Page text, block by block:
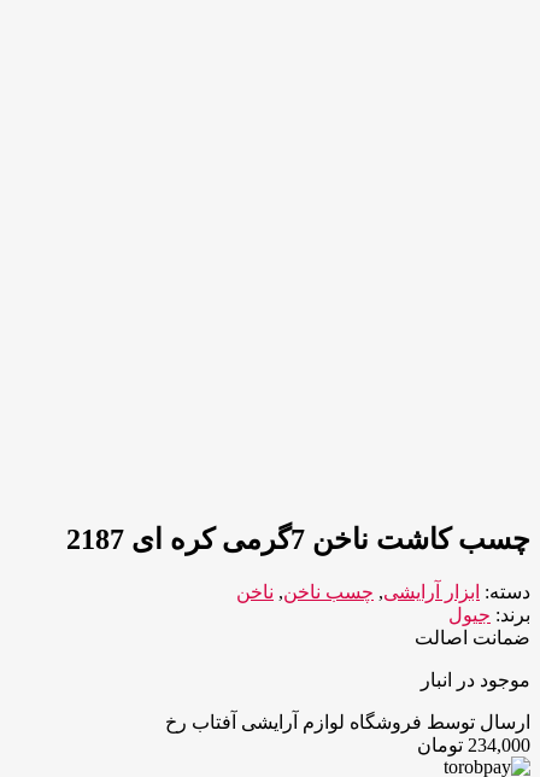
چسب کاشت ناخن 7گرمی کره ای 2187
دسته: ابزار آرایشی, چسب ناخن, ناخن
برند: جیول
ضمانت اصالت
موجود در انبار
ارسال توسط فروشگاه لوازم آرایشی آفتاب رخ
234,000 تومان